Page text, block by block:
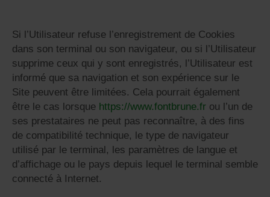
Si l’Utilisateur refuse l’enregistrement de Cookies
dans son terminal ou son navigateur, ou si l’Utilisateur
supprime ceux qui y sont enregistrés, l’Utilisateur est
informé que sa navigation et son expérience sur le
Site peuvent être limitées. Cela pourrait également
être le cas lorsque https://www.fontbrune.fr ou l’un de
ses prestataires ne peut pas reconnaître, à des fins
de compatibilité technique, le type de navigateur
utilisé par le terminal, les paramètres de langue et
d’affichage ou le pays depuis lequel le terminal semble
connecté à Internet.